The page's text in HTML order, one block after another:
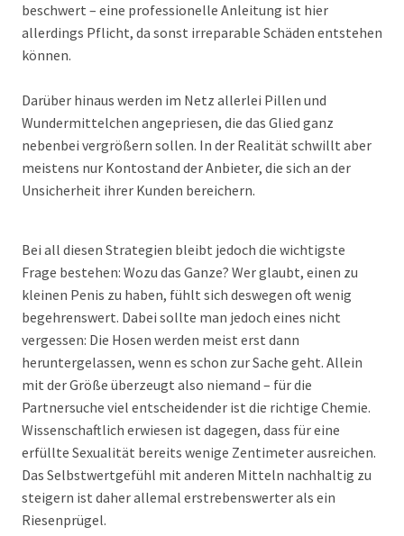
beschwert – eine professionelle Anleitung ist hier
allerdings Pflicht, da sonst irreparable Schäden entstehen
können.
Darüber hinaus werden im Netz allerlei Pillen und
Wundermittelchen angepriesen, die das Glied ganz
nebenbei vergrößern sollen. In der Realität schwillt aber
meistens nur Kontostand der Anbieter, die sich an der
Unsicherheit ihrer Kunden bereichern.
Bei all diesen Strategien bleibt jedoch die wichtigste
Frage bestehen: Wozu das Ganze? Wer glaubt, einen zu
kleinen Penis zu haben, fühlt sich deswegen oft wenig
begehrenswert. Dabei sollte man jedoch eines nicht
vergessen: Die Hosen werden meist erst dann
heruntergelassen, wenn es schon zur Sache geht. Allein
mit der Größe überzeugt also niemand – für die
Partnersuche viel entscheidender ist die richtige Chemie.
Wissenschaftlich erwiesen ist dagegen, dass für eine
erfüllte Sexualität bereits wenige Zentimeter ausreichen.
Das Selbstwertgefühl mit anderen Mitteln nachhaltig zu
steigern ist daher allemal erstrebenswerter als ein
Riesenprügel.